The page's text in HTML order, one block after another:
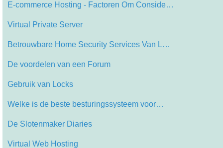
E-commerce Hosting - Factoren Om Conside…
Virtual Private Server
Betrouwbare Home Security Services Van L…
De voordelen van een Forum
Gebruik van Locks
Welke is de beste besturingssysteem voor…
De Slotenmaker Diaries
Virtual Web Hosting